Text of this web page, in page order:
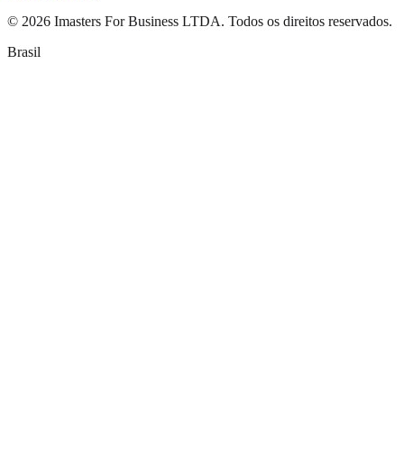
© 2026 Imasters For Business LTDA. Todos os direitos reservados.
Brasil